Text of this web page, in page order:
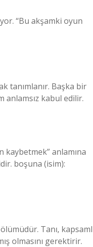
“Bu akşamki oyun
tanımlanır. Başka bir
anlamsız kabul edilir.
Tanı,
olmasını gerektirir.